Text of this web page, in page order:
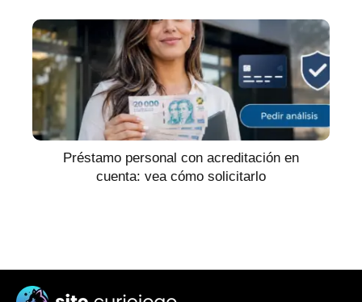
Préstamo personal con acreditación en
cuenta: vea cómo solicitarlo